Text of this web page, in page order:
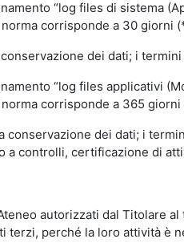
“log files di sistema
corrisponde a 30 giorni
dei dati; i
“log files applicativi
corrisponde a 365 giorni
dei dati; i
controlli, certificazione di
autorizzati dal Titolare
terzi, perché la loro attività